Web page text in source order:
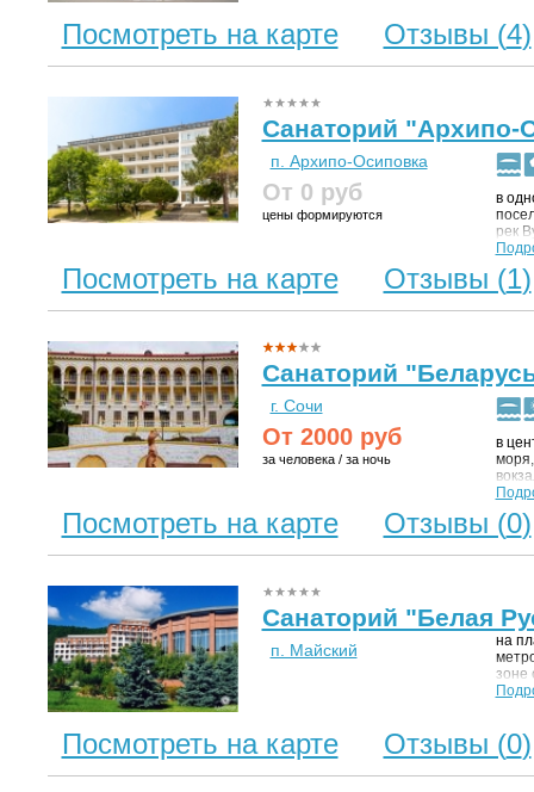
Посмотреть на карте Отзывы (4)
Санаторий "Архипо-
п. Архипо-Осиповка
От 0 руб
цены формируются
в
рек
для
900
Посмотреть на карте Отзывы (1)
Санаторий
г. Сочи
От 2000руб
за человека / за ночь
в
Посмотреть на карте Отзывы (0)
Санаторий "Белая
п. Майский
на
зоне
Посмотреть на карте Отзывы (0)